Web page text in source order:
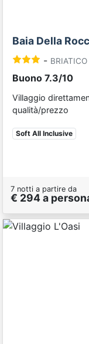
Baia Della
- BRIATICO
Buono 7.3/10
Villaggio
qualità/prezzo
Soft All Inclusive
7 notti a partire da
€ 294 a